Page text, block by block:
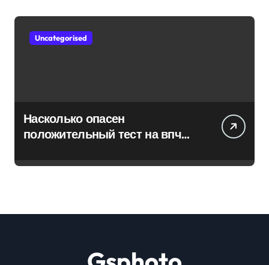
Uncategorised
Насколько опасен
положительный тест на впч